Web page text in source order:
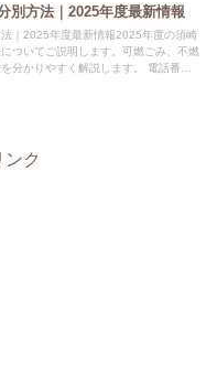
別方法｜2025年度最新情報
｜2025年度最新情報2025年度の須崎
ついてご説明します。可燃ごみ、不燃
分かりやすく解説します。 電話番
ンク